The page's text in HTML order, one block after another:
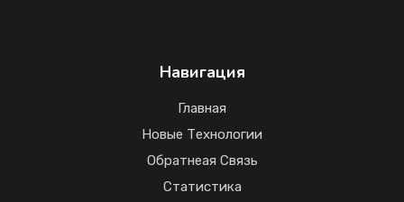
Навигация
Главная
Новые Технологии
Обратнеая Связь
Статистика